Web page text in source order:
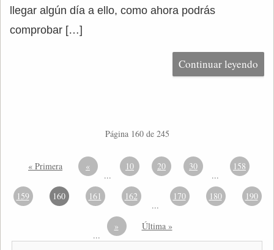
llegar algún día a ello, como ahora podrás
comprobar […]
Continuar leyendo
Página 160 de 245
« Primera «
...
10 20 30
...
158
159 160 161 162
...
170 180 190
...
» Última »